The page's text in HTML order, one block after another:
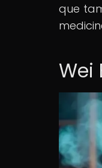
que
Wei